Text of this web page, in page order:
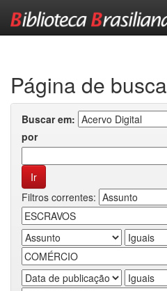
Página de busca
Buscar em:
por
Filtros correntes: